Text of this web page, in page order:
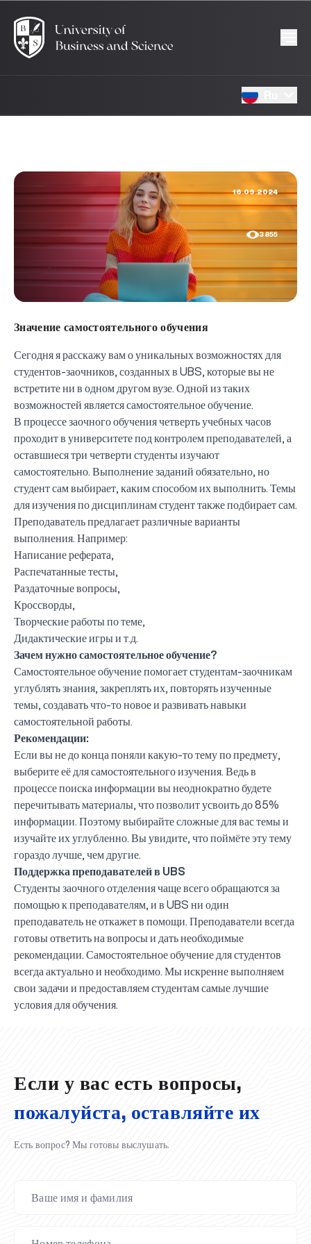
16.09.2024
3855
Значение самостоятельного обучения
Сегодня я расскажу вам о уникальных возможностях для
студентов-заочников, созданных в UBS, которые вы не
встретите ни в одном другом вузе. Одной из таких
возможностей является самостоятельное обучение.
В процессе заочного обучения четверть учебных часов
проходит в университете под контролем преподавателей, а
оставшиеся три четверти студенты изучают
самостоятельно. Выполнение заданий обязательно, но
студент сам выбирает, каким способом их выполнить. Темы
для изучения по дисциплинам студент также подбирает сам.
Преподаватель предлагает различные варианты
выполнения. Например:
Написание реферата,
Распечатанные тесты,
Раздаточные вопросы,
Кроссворды,
Творческие работы по теме,
Дидактические игры и т.д.
Зачем нужно самостоятельное обучение?
Самостоятельное обучение помогает студентам-заочникам
углублять знания, закреплять их, повторять изученные
темы, создавать что-то новое и развивать навыки
самостоятельной работы.
Рекомендации:
Если вы не до конца поняли какую-то тему по предмету,
выберите её для самостоятельного изучения. Ведь в
процессе поиска информации вы неоднократно будете
перечитывать материалы, что позволит усвоить до 85%
информации. Поэтому выбирайте сложные для вас темы и
изучайте их углубленно. Вы увидите, что поймёте эту тему
гораздо лучше, чем другие.
Поддержка преподавателей в UBS
Студенты заочного отделения чаще всего обращаются за
помощью к преподавателям, и в UBS ни один
преподаватель не откажет в помощи. Преподаватели всегда
готовы ответить на вопросы и дать необходимые
рекомендации. Самостоятельное обучение для студентов
всегда актуально и необходимо. Мы искренне выполняем
свои задачи и предоставляем студентам самые лучшие
условия для обучения.
UBS professori "Yangi O‘zbekiston yosh olimlari"
qatoridan joy oldi!
Вышел новый номер нашей любимой газеты «UBS
Xabarnomasi»!
Анализ деятельности UBS и планы на перспективу
Преподаватели UBS повысили квалификацию в
Кыргызстане
Вперёд к победе, Узбекистан!
НАЗНАЧЕНИЕ
UBS в средствах массовой информации
UBS и выпускники университета удостоены наград
хокимията области
Хотите вывести изучение языка на новый уровень?
Inson kapitaliga yo‘naltirilgan investitsiya — Yangi
O‘zbekiston taraqqiyotining eng muhim tayanchi
Если у вас есть вопросы,
пожалуйста, оставляйте их
Есть вопрос? Мы готовы выслушать.